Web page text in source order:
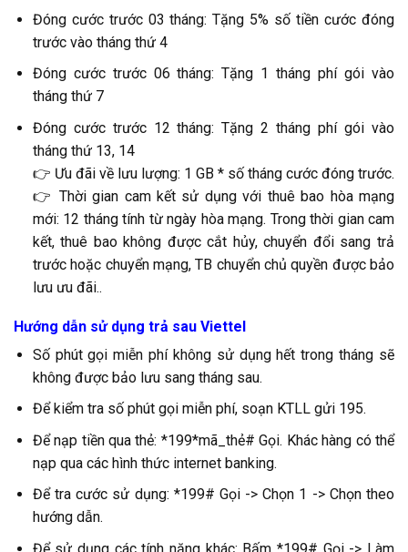
Đóng cước trước 03 tháng: Tặng 5% số tiền cước đóng
trước vào tháng thứ 4
Đóng cước trước 06 tháng: Tặng 1 tháng phí gói vào
tháng thứ 7
Đóng cước trước 12 tháng: Tặng 2 tháng phí gói vào
tháng thứ 13, 14
👉 Ưu đãi về lưu lượng: 1 GB * số tháng cước đóng trước.
👉 Thời gian cam kết sử dụng với thuê bao hòa mạng
mới: 12 tháng tính từ ngày hòa mạng. Trong thời gian cam
kết, thuê bao không được cắt hủy, chuyển đổi sang trả
trước hoặc chuyển mạng, TB chuyển chủ quyền được bảo
lưu ưu đãi..
Hướng dẫn sử dụng trả sau Viettel
Số phút gọi miễn phí không sử dụng hết trong tháng sẽ
không được bảo lưu sang tháng sau.
Để kiểm tra số phút gọi miễn phí, soạn KTLL gửi 195.
Để nạp tiền qua thẻ: *199*mã_thẻ# Gọi. Khác hàng có thể
nạp qua các hình thức internet banking.
Để tra cước sử dụng: *199# Gọi -> Chọn 1 -> Chọn theo
hướng dẫn.